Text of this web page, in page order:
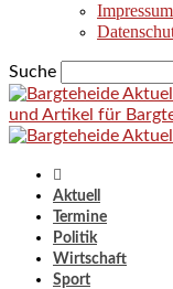
Impressum
Suche
und Artikel für
Aktuell
Termine
Politik
Wirtschaft
Sport